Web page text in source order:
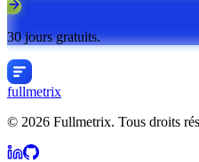
30 jours gratuits.
fullmetrix
© 2026 Fullmetrix. Tous droits